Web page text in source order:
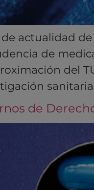
actualidad
de
del
de